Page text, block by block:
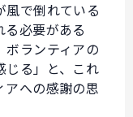
風で倒れている
る必要がある
ボランティアの
じる」と、これ
アへの感謝の思